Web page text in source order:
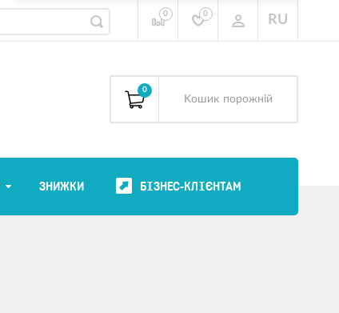
0 0 RU
0
Kошик порожній
ЗНИЖКИ БІЗНЕС-КЛІЄНТАМ